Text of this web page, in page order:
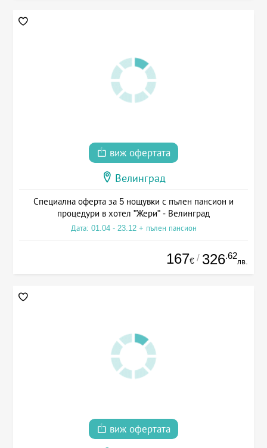
виж офертата
Велинград
Специална оферта за 5 нощувки с пълен пансион и
процедури в хотел "Жери" - Велинград
Дата: 01.04 - 23.12 + пълен пансион
167€ / 326.62
лв.
виж офертата